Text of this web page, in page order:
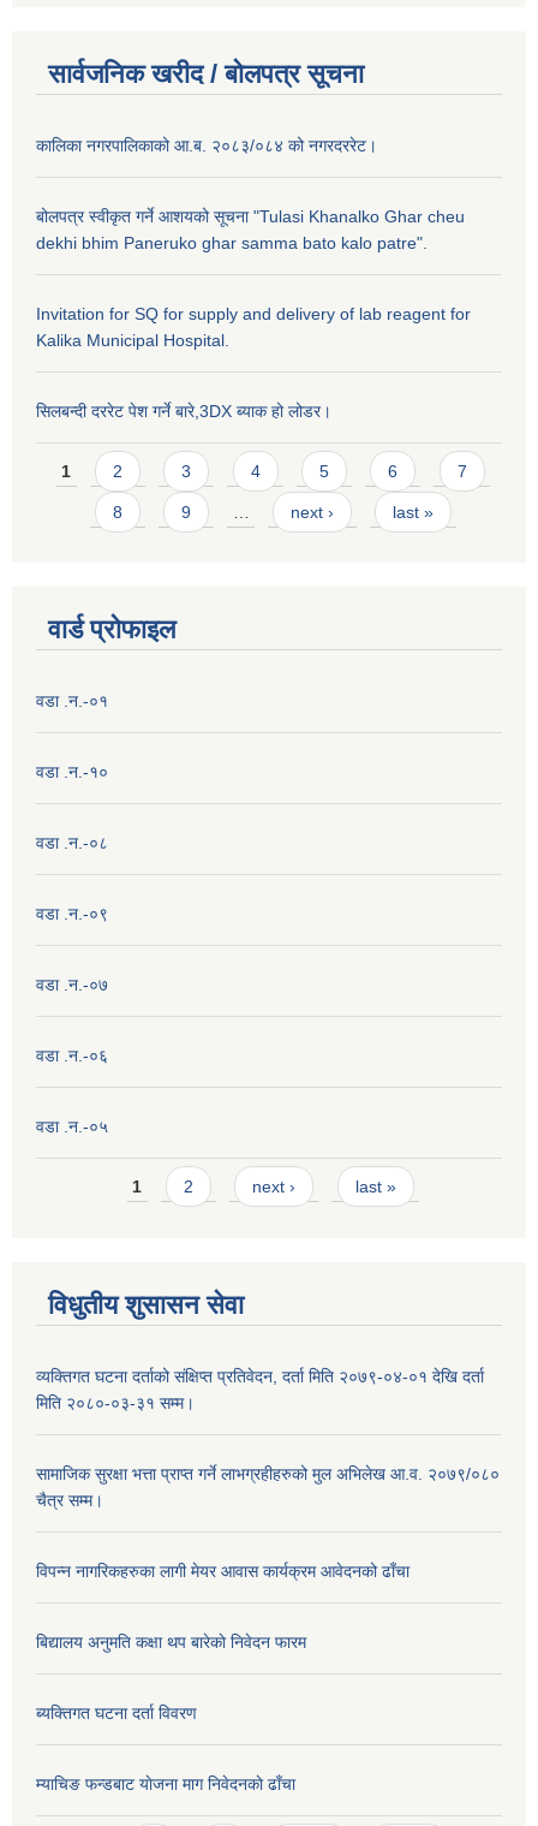
सार्वजनिक खरीद / बाेलपत्र सूचना
कालिका नगरपालिकाको आ.ब. २०८३/०८४ को नगरदररेट।
बोलपत्र स्वीकृत गर्ने आशयको सूचना "Tulasi Khanalko Ghar cheu
dekhi bhim Paneruko ghar samma bato kalo patre".
Invitation for SQ for supply and delivery of lab reagent for
Kalika Municipal Hospital.
सिलबन्दी दररेट पेश गर्ने बारे,3DX ब्याक हो लोडर।
Pages
1 2 3 4 5 6 7
8 9 next › last »
वार्ड प्राेफाइल
वडा .न.-०१
वडा .न.-१०
वडा .न.-०८
वडा .न.-०९
वडा .न.-०७
वडा .न.-०६
वडा .न.-०५
Pages1 2 next › last »
विधुतीय शुसासन सेवा
व्यक्तिगत घटना दर्ताको संक्षिप्त प्रतिवेदन, दर्ता मिति २०७९-०४-०१ देखि दर्ता
मिति २०८०-०३-३१ सम्म।
सामाजिक सुरक्षा भत्ता प्राप्त गर्ने लाभग्रहीहरुको मुल अभिलेख आ.व. २०७९/०८०
चैत्र सम्म।
विपन्न नागरिकहरुका लागी मेयर आवास कार्यक्रम आवेदनको ढाँचा
बिद्यालय अनुमति कक्षा थप बारेकाे निवेदन फारम
ब्यक्तिगत घटना दर्ता विवरण
म्याचिङ फन्डबाट याेजना माग निवेदनकाे ढाँचा